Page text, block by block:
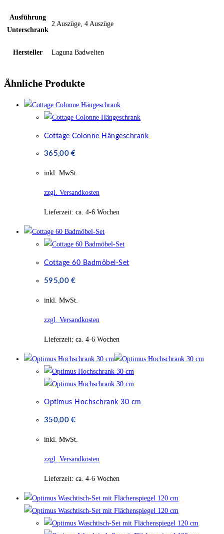
Ausführung
Unterschrank
2 Auszüge, 4 Auszüge
Hersteller Laguna Badwelten
Ähnliche Produkte
Cottage Colonne Hängeschrank
365,00€
inkl. MwSt.
zzgl. Versandkosten
Lieferzeit: ca. 4-6 Wochen
Cottage 60 Badmöbel-Set
595,00€
inkl. MwSt.
zzgl. Versandkosten
Lieferzeit: ca. 4-6 Wochen
Optimus Hochschrank 30 cm
350,00€
inkl. MwSt.
zzgl. Versandkosten
Lieferzeit: ca. 4-6 Wochen